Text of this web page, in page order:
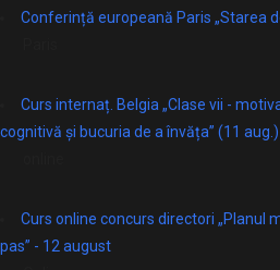
Conferință europeană Paris „Starea
Curs internaț. Belgia „Clase vii -
cognitivă și bucuria de a învăța” (11 aug.)
Curs online concurs directori „Planul
pas” - 12 august